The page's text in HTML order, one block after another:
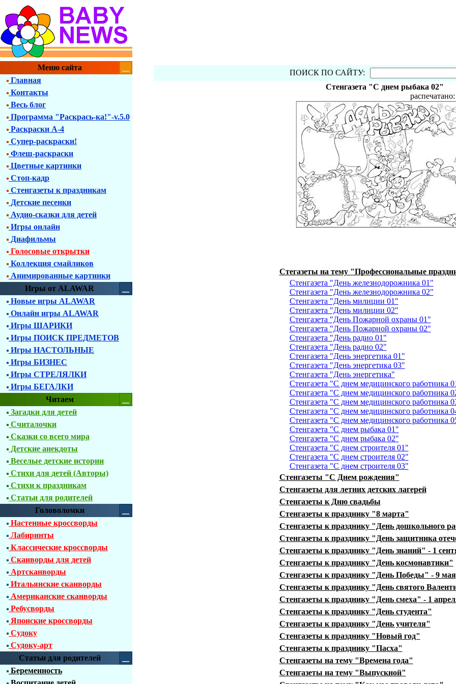
Меню сайта
Главная
Контакты
Весь блог
Программа "Раскрась-ка!"-v.5.0
Раскраски А-4
Супер-раскраски!
Флеш-раскраски
Цветные картинки
Стоп-кадр
Стенгазеты к праздникам
Детские песенки
Аудио-сказки для детей
Игры онлайн
Диафильмы
Голосовые открытки
Коллекция смайликов
Анимированные картинки
Игры от ALAWAR
Новые игры ALAWAR
Онлайн игры ALAWAR
Игры ШАРИКИ
Игры ПОИСК ПРЕДМЕТОВ
Игры НАСТОЛЬНЫЕ
Игры БИЗНЕС
Игры СТРЕЛЯЛКИ
Игры БЕГАЛКИ
Читаем
Загадки для детей
Считалочки
Сказки со всего мира
Детские анекдоты
Веселые детские истории
Стихи для детей (Авторы)
Стихи к праздникам
Статьи для родителей
Головоломки
Настенные кроссворды
Лабиринты
Классические кроссворды
Сканворды для детей
Артсканворды
Итальянские сканворды
Американские сканворды
Ребусворды
Японские кроссворды
Судоку
Судоку-арт
Статьи для родителей
Беременность
ПОИСК ПО САЙТУ:
Стенгазета "С днем рыбака 02"
Стегазеты на тему "Профессиональные
Стенгазета "День железнодорожника 01"
Стенгазета "День железнодорожника 02"
Стенгазета "День милиции 01"
Стенгазета "День милиции 02"
Стенгазета "День Пожарной охраны 01"
Стенгазета "День Пожарной охраны 02"
Стенгазета "День радио 01"
Стенгазета "День радио 02"
Стенгазета "День энергетика 01"
Стенгазета "День энергетика 03"
Стенгазета "День энергетика"
Стенгазета "С днем медицинского работника
Стенгазета "С днем медицинского работника
Стенгазета "С днем медицинского работника
Стенгазета "С днем медицинского работника
Стенгазета "С днем медицинского работника
Стенгазета "С днем рыбака 01"
Стенгазета "С днем рыбака 02"
Стенгазета "С днем строителя 01"
Стенгазета "С днем строителя 02"
Стенгазета "С днем строителя 03"
Стенгазеты "С Днем рождения"
Стенгазеты для летних детских лагерей
Стенгазеты к Дню свадьбы
Стенгазеты к празднику "8 марта"
Стенгазеты к празднику "День дошкольного
Стенгазеты к празднику "День защитника
Стенгазеты к празднику "День знаний" - 1
Стенгазеты к празднику "День космонавтики"
Стенгазеты к празднику "День Победы" - 9 мая
Стенгазеты к празднику "День святого
Стенгазеты к празднику "День смеха" - 1
Стенгазеты к празднику "День студента"
Стенгазеты к празднику "День учителя"
Стенгазеты к празднику "Новый год"
Стенгазеты к празднику "Пасха"
Стенгазеты на тему "Времена года"
Стенгазеты на тему "Выпускной"